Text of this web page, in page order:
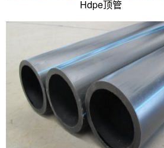
Hdpe顶管